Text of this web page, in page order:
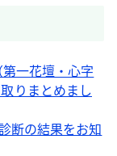
一花壇・心字
りまとめまし
断の結果をお知